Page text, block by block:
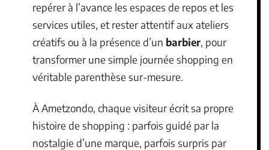
repérer à l’avance les espaces de repos et les
services utiles, et rester attentif aux ateliers
créatifs ou à la présence d’un barbier, pour
transformer une simple journée shopping en
véritable parenthèse sur-mesure.
À Ametzondo, chaque visiteur écrit sa propre
histoire de shopping : parfois guidé par la
nostalgie d’une marque, parfois surpris par